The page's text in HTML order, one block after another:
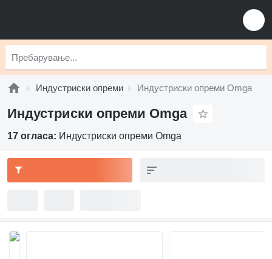
Индустриски опреми Индустриски опреми Omga
Индустриски опреми Omga
17 огласа: Индустриски опреми Omga